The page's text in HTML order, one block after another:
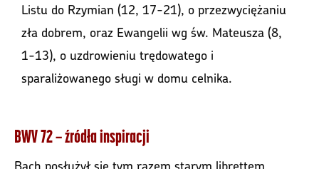
Listu do Rzymian (12, 17-21), o przezwyciężaniu
zła dobrem, oraz Ewangelii wg św. Mateusza (8,
1-13), o uzdrowieniu trędowatego i
sparaliżowanego sługi w domu celnika.
BWV 72 – źródła inspiracji
Bach posłużył się tym razem starym librettem